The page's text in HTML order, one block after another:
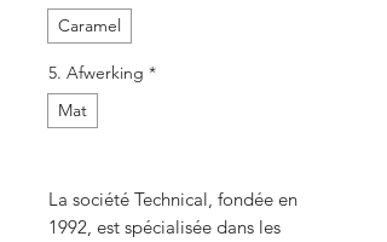
Caramel
5. Afwerking *
Mat
La société Technical, fondée en
1992, est spécialisée dans les